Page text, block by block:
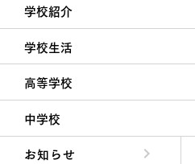
学校紹介
理事長/学園長メッセージ
安心して任せられる学校
沿革
施設・設備
大学合格実績
学校生活
クラブ活動・生徒会活動
夙川ブログ
制服紹介
夙川カレンダー
高等学校
高校校長からの挨拶
高校の教育方針／特色
特進コース／進学コース
年間行事
先輩たちの声・生徒たちの声
中学校
中学校長からの挨拶
中学校の教育方針／特色
Aコース／Bコース
年間行事
先輩たちの声・生徒たちの声
お知らせ